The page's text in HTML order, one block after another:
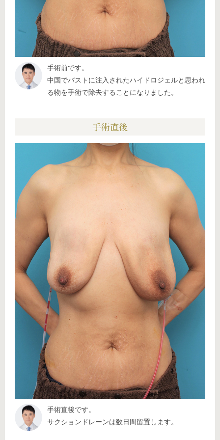
手術前です。
中国でバストに注入されたハイドロジェルと思われ
る物を手術で除去することになりました。
手術直後
手術直後です。
サクションドレーンは数日間留置します。